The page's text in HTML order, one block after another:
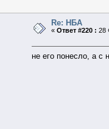
Re: НБА
«Ответ #220 : 28
не его понесло, а с